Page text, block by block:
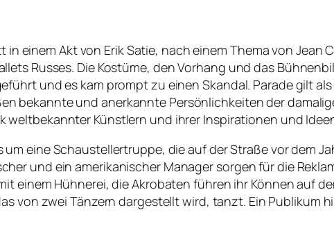
in einem Akt von Erik Satie, nach einem Thema von
Russes. Die Kostüme, den Vorhang und das
und es kam prompt zu einen Skandal. Parade gilt
bekannte und anerkannte Persönlichkeiten der
weltbekannter Künstlern und ihrer Inspirationen und
eine Schaustellertruppe, die auf der Straße vor dem
und ein amerikanischer Manager sorgen für die
einem Hühnerei, die Akrobaten führen ihr Können auf
von zwei Tänzern dargestellt wird, tanzt. Ein Publikum